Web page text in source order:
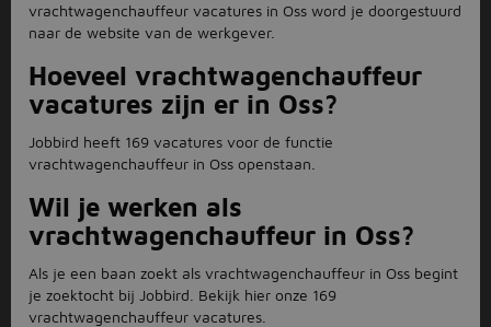
vrachtwagenchauffeur vacatures in Oss word je doorgestuurd
naar de website van de werkgever.
Hoeveel vrachtwagenchauffeur
vacatures zijn er in Oss?
Jobbird heeft 169 vacatures voor de functie
vrachtwagenchauffeur in Oss openstaan.
Wil je werken als
vrachtwagenchauffeur in Oss?
Als je een baan zoekt als vrachtwagenchauffeur in Oss begint
je zoektocht bij Jobbird. Bekijk hier onze 169
vrachtwagenchauffeur vacatures.